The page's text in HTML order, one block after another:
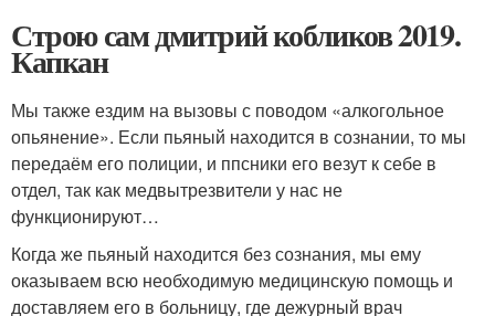
Строю сам дмитрий кобликов 2019.
Капкан
Мы также ездим на вызовы с поводом «алкогольное
опьянение». Если пьяный находится в сознании, то мы
передаём его полиции, и ппсники его везут к себе в
отдел, так как медвытрезвители у нас не
функционируют…
Когда же пьяный находится без сознания, мы ему
оказываем всю необходимую медицинскую помощь и
доставляем его в больницу, где дежурный врач